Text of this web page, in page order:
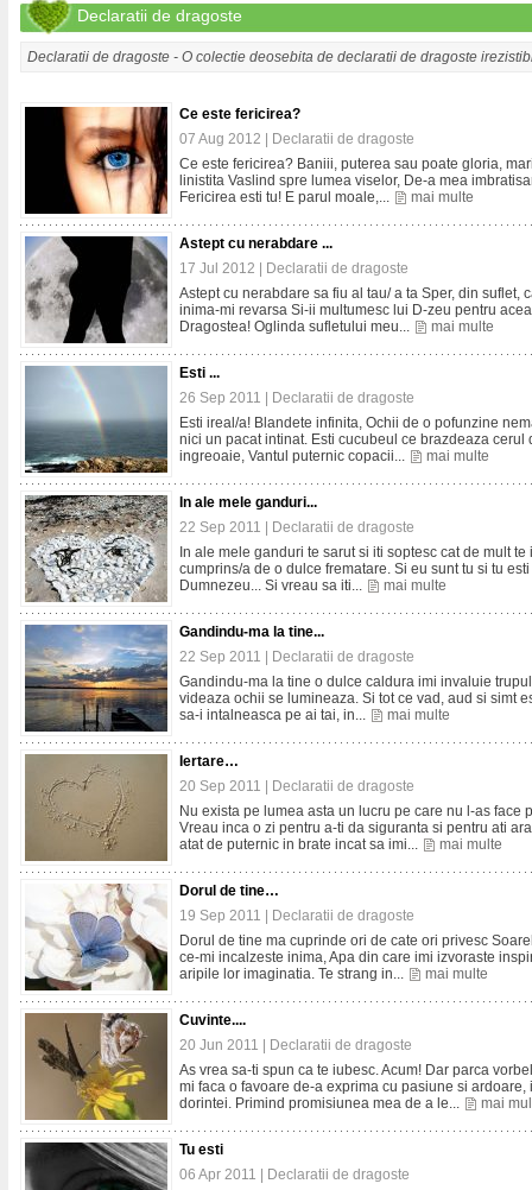
Declaratii de dragoste
Declaratii de dragoste - O colectie deosebita de declaratii de dragoste
Ce este fericirea?
07 Aug 2012 |
Declaratii de dragoste
Ce este fericirea? Baniii, puterea sau poate gloria,
linistita Vaslind spre lumea viselor, De-a mea
Fericirea esti tu! E parul moale,...
mai multe
Astept cu nerabdare ...
17 Jul 2012 |
Declaratii de dragoste
Astept cu nerabdare sa fiu al tau/ a ta Sper, din suflet,
inima-mi revarsa Si-ii multumesc lui D-zeu pentru
Dragostea! Oglinda sufletului meu...
mai multe
Esti ...
26 Sep 2011 |
Declaratii de dragoste
Esti ireal/a! Blandete infinita, Ochii de o pofunzine
nici un pacat intinat. Esti cucubeul ce brazdeaza
ingreoaie, Vantul puternic copacii...
mai multe
In ale mele ganduri...
22 Sep 2011 |
Declaratii de dragoste
In ale mele ganduri te sarut si iti soptesc cat de mult
cumprins/a de o dulce frematare. Si eu sunt tu si tu
Dumnezeu... Si vreau sa iti...
mai multe
Gandindu-ma la tine...
22 Sep 2011 |
Declaratii de dragoste
Gandindu-ma la tine o dulce caldura imi invaluie
videaza ochii se lumineaza. Si tot ce vad, aud si simt
sa-i intalneasca pe ai tai, in...
mai multe
Iertare…
20 Sep 2011 |
Declaratii de dragoste
Nu exista pe lumea asta un lucru pe care nu l-as
Vreau inca o zi pentru a-ti da siguranta si pentru ati
atat de puternic in brate incat sa imi...
mai multe
Dorul de tine…
19 Sep 2011 |
Declaratii de dragoste
Dorul de tine ma cuprinde ori de cate ori privesc
ce-mi incalzeste inima, Apa din care imi izvoraste
aripile lor imaginatia. Te strang in...
mai multe
Cuvinte....
20 Jun 2011 |
Declaratii de dragoste
As vrea sa-ti spun ca te iubesc. Acum! Dar parca
mi faca o favoare de-a exprima cu pasiune si
dorintei. Primind promisiunea mea de a le...
mai
Tu esti
06 Apr 2011 |
Declaratii de dragoste